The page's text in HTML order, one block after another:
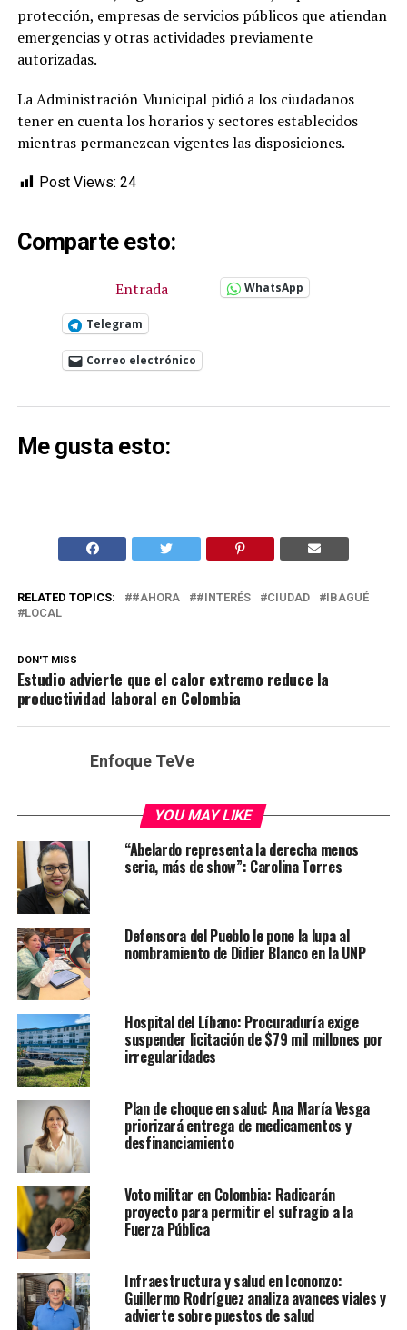
protección, empresas de servicios públicos que atiendan
emergencias y otras actividades previamente
autorizadas.
La Administración Municipal pidió a los ciudadanos
tener en cuenta los horarios y sectores establecidos
mientras permanezcan vigentes las disposiciones.
Post Views: 24
Comparte esto:
Entrada WhatsApp
Telegram
Correo electrónico
Me gusta esto:
RELATED TOPICS: #AHORA #INTERÉS CIUDAD
IBAGUÉ
LOCAL
DON'T MISS
Estudio advierte que el calor extremo reduce la
productividad laboral en Colombia
Enfoque TeVe
YOU MAY LIKE
“Abelardo representa la derecha menos
seria, más de show”: Carolina Torres
Defensora del Pueblo le pone la lupa al
nombramiento de Didier Blanco en la UNP
Hospital del Líbano: Procuraduría exige
suspender licitación de $79 mil millones por
irregularidades
Plan de choque en salud: Ana María Vesga
priorizará entrega de medicamentos y
desfinanciamiento
Voto militar en Colombia: Radicarán
proyecto para permitir el sufragio a la
Fuerza Pública
Infraestructura y salud en Icononzo:
Guillermo Rodríguez analiza avances viales y
advierte sobre puestos de salud